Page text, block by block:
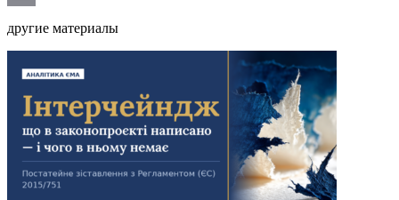
другие материалы